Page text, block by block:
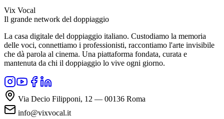
Vix Vocal
Il grande network del doppiaggio
La casa digitale del doppiaggio italiano. Custodiamo la memoria
delle voci, connettiamo i professionisti, raccontiamo l'arte invisibile
che dà parola al cinema. Una piattaforma fondata, curata e
mantenuta da chi il doppiaggio lo vive ogni giorno.
Via Decio Filipponi, 12 — 00136 Roma
info@vixvocal.it